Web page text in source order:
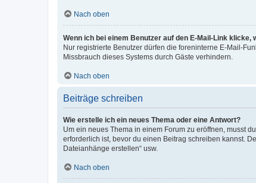
Nach oben
Wenn ich bei einem Benutzer auf den E-Mail-Link
Nur registrierte Benutzer dürfen die foreninterne E-Mail-
Missbrauch dieses Systems durch Gäste verhindern.
Nach oben
Beiträge schreiben
Wie erstelle ich ein neues Thema oder eine Antwort?
Um ein neues Thema in einem Forum zu eröffnen, musst
erforderlich ist, bevor du einen Beitrag schreiben kannst.
Dateianhänge erstellen“ usw.
Nach oben